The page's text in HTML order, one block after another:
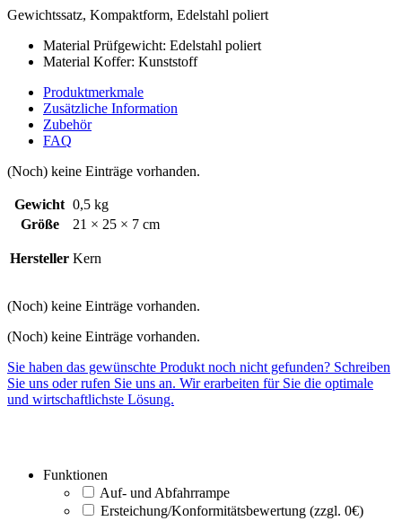
Gewichtssatz, Kompaktform, Edelstahl poliert
Material Prüfgewicht: Edelstahl poliert
Material Koffer: Kunststoff
Produktmerkmale
Zusätzliche Information
Zubehör
FAQ
(Noch) keine Einträge vorhanden.
Gewicht 0,5 kg
Größe
21 × 25 × 7 cm
Hersteller Kern
(Noch) keine Einträge vorhanden.
(Noch) keine Einträge vorhanden.
Sie haben das gewünschte Produkt noch nicht gefunden? Schreiben
Sie uns oder rufen Sie uns an. Wir erarbeiten für Sie die optimale
und wirtschaftlichste Lösung.
Funktionen
Auf- und Abfahrrampe
Ersteichung/Konformitätsbewertung (zzgl. 0€)